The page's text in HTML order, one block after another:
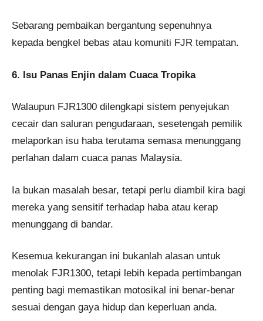
Sebarang pembaikan bergantung sepenuhnya
kepada bengkel bebas atau komuniti FJR tempatan.
6. Isu Panas Enjin dalam Cuaca Tropika
Walaupun FJR1300 dilengkapi sistem penyejukan
cecair dan saluran pengudaraan, sesetengah pemilik
melaporkan isu haba terutama semasa menunggang
perlahan dalam cuaca panas Malaysia.
Ia bukan masalah besar, tetapi perlu diambil kira bagi
mereka yang sensitif terhadap haba atau kerap
menunggang di bandar.
Kesemua kekurangan ini bukanlah alasan untuk
menolak FJR1300, tetapi lebih kepada pertimbangan
penting bagi memastikan motosikal ini benar-benar
sesuai dengan gaya hidup dan keperluan anda.